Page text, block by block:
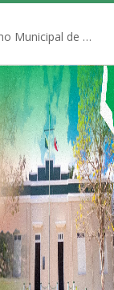
Políticas Municipais aprovadas pelo Conselho Municipal de Educação (CME)